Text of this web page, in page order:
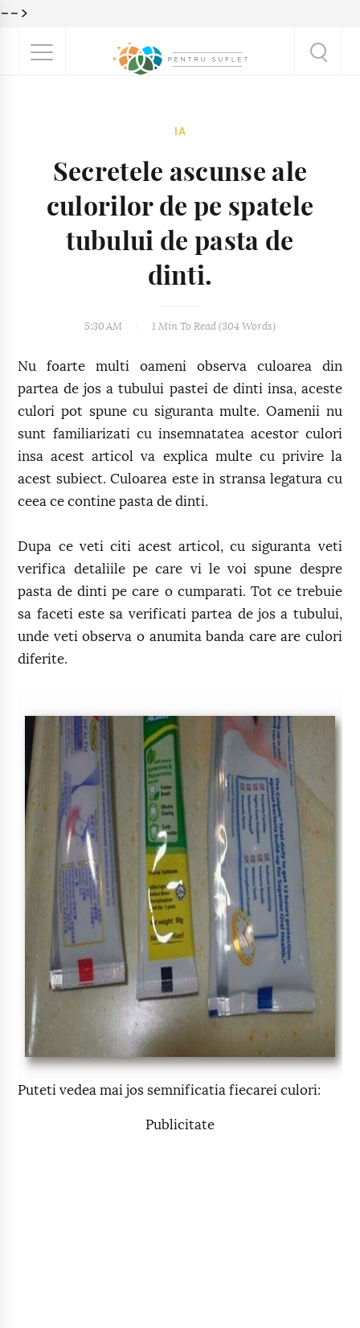
-->
IA
Secretele ascunse ale
culorilor de pe spatele
tubului de pasta de
dinti.
5:30 AM 1 Min To Read (304 Words)
Nu foarte multi oameni observa culoarea din
partea de jos a tubului pastei de dinti insa, aceste
culori pot spune cu siguranta multe. Oamenii nu
sunt familiarizati cu insemnatatea acestor culori
insa acest articol va explica multe cu privire la
acest subiect. Culoarea este in stransa legatura cu
ceea ce contine pasta de dinti.
Dupa ce veti citi acest articol, cu siguranta veti
verifica detaliile pe care vi le voi spune despre
pasta de dinti pe care o cumparati. Tot ce trebuie
sa faceti este sa verificati partea de jos a tubului,
unde veti observa o anumita banda care are culori
diferite.
Puteti vedea mai jos semnificatia fiecarei culori:
Publicitate